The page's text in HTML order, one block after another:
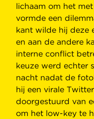
lichaam om het
vormde een
kant wilde hij deze
en aan de andere
interne conflict
keuze werd echter
nacht nadat de
hij een virale
doorgestuurd van
om het low-key te